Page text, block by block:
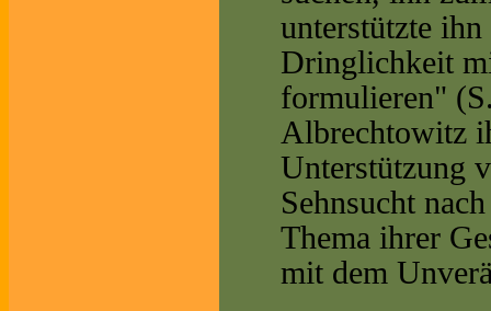
unterstützte ihn
Dringlichkeit
formulieren"
Albrechtowitz
Unterstützung
Sehnsucht
Thema ihrer
mit dem